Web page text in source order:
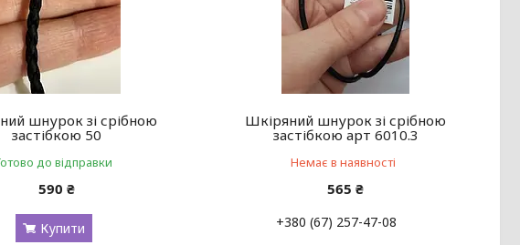
шнурок зі срібною
застібкою 50
до відправки
590 ₴
Купити
Шкіряний шнурок зі срібною
застібкою арт 6010.3
Немає в наявності
565 ₴
+380 (67) 257-47-08